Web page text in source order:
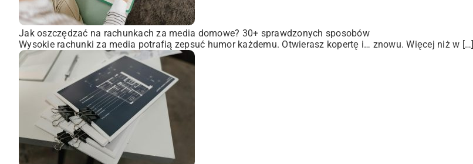
Jak oszczędzać na rachunkach za media domowe? 30+ sprawdzonych sposobów
Wysokie rachunki za media potrafią zepsuć humor każdemu. Otwierasz kopertę i… znowu. Więcej niż w […]